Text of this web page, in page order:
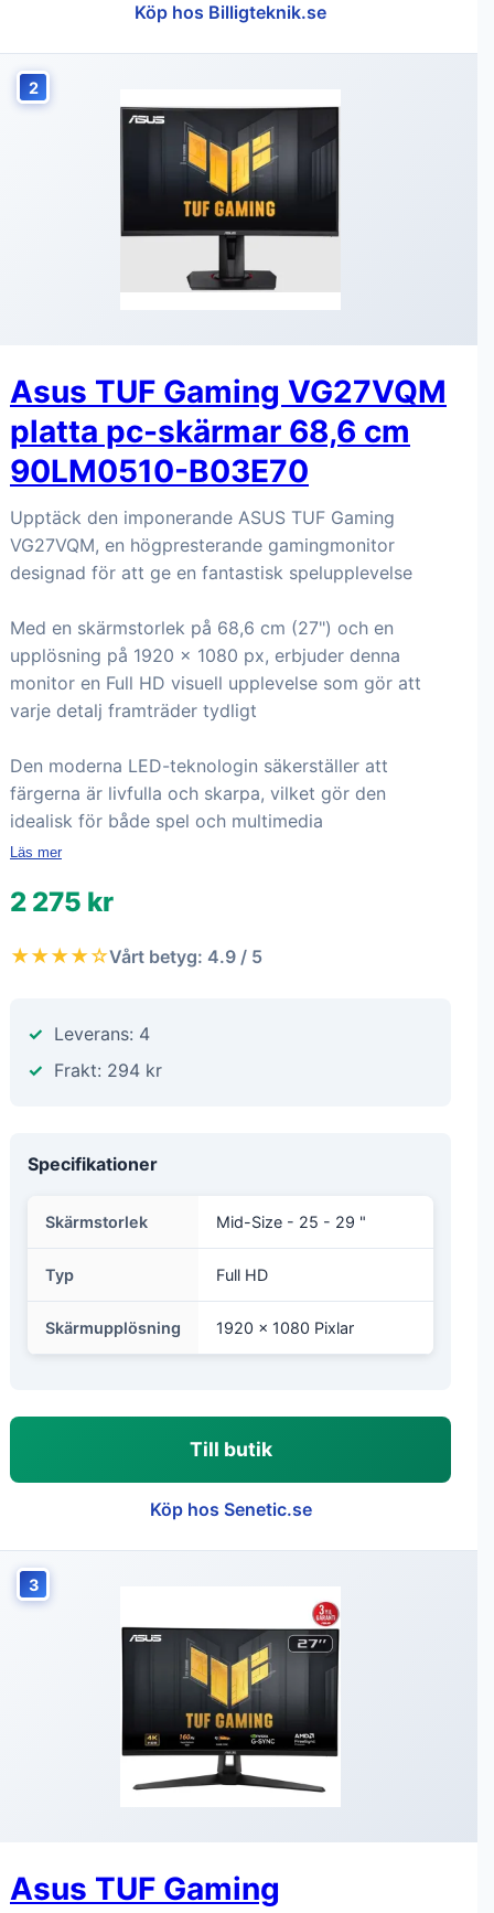
Köp hos Billigteknik.se
2
Asus TUF Gaming VG27VQM
platta pc-skärmar 68,6 cm
90LM0510-B03E70
Upptäck den imponerande ASUS TUF Gaming
VG27VQM, en högpresterande gamingmonitor
designad för att ge en fantastisk spelupplevelse
Med en skärmstorlek på 68,6 cm (27") och en
upplösning på 1920 x 1080 px, erbjuder denna
monitor en Full HD visuell upplevelse som gör att
varje detalj framträder tydligt
Den moderna LED-teknologin säkerställer att
färgerna är livfulla och skarpa, vilket gör den
idealisk för både spel och multimedia
Läs mer
2 275 kr
★★★★☆Vårt betyg: 4.9 / 5
Leverans: 4
Frakt: 294 kr
Specifikationer
Skärmstorlek Mid-Size - 25 - 29 "
Typ Full HD
Skärmupplösning 1920 x 1080 Pixlar
Till butik
Köp hos Senetic.se
3
Asus TUF Gaming